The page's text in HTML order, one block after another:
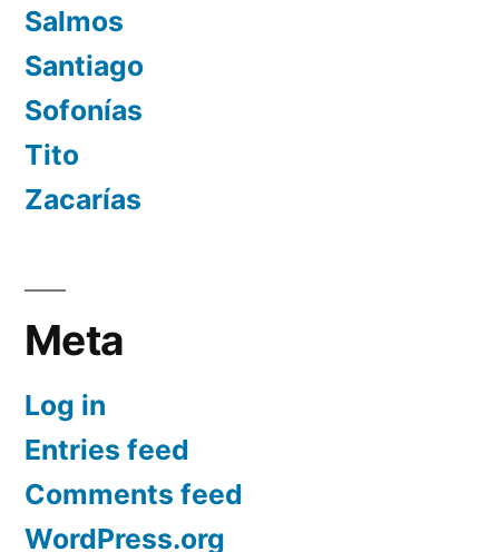
Salmos
Santiago
Sofonías
Tito
Zacarías
Meta
Log in
Entries feed
Comments feed
WordPress.org